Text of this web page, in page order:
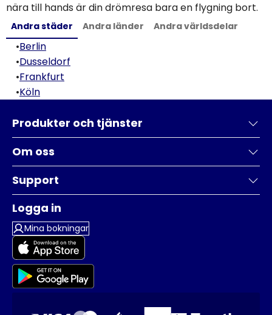
nära till hands är din drömresa bara en flygning bort.
Andra städer Andra länder Andra världsdelar
•Berlin
•Dusseldorf
•Frankfurt
•Köln
Produkter och tjänster
Om oss
Support
Logga in
Mina bokningar